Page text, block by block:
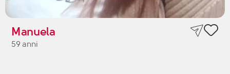
Manuela
59 anni